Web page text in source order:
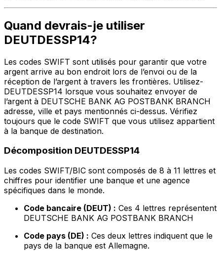
Quand devrais-je utiliser
DEUTDESSP14?
Les codes SWIFT sont utilisés pour garantir que votre
argent arrive au bon endroit lors de l’envoi ou de la
réception de l’argent à travers les frontières. Utilisez-
DEUTDESSP14 lorsque vous souhaitez envoyer de
l’argent à DEUTSCHE BANK AG POSTBANK BRANCH
adresse, ville et pays mentionnés ci-dessus. Vérifiez
toujours que le code SWIFT que vous utilisez appartient
à la banque de destination.
Décomposition DEUTDESSP14
Les codes SWIFT/BIC sont composés de 8 à 11 lettres et
chiffres pour identifier une banque et une agence
spécifiques dans le monde.
Code bancaire (DEUT) : Ces 4 lettres représentent
DEUTSCHE BANK AG POSTBANK BRANCH
Code pays (DE) : Ces deux lettres indiquent que le
pays de la banque est Allemagne.